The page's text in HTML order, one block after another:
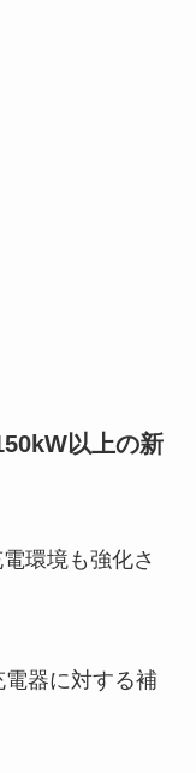
以上の新
環境も強化さ
器に対する補